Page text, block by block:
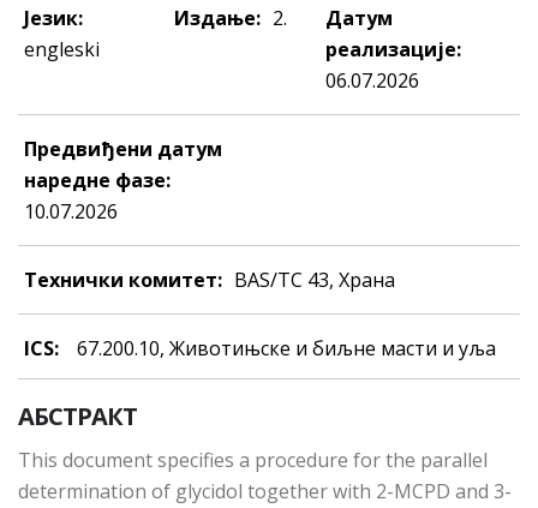
Језик:
engleski
Издање: 2.
Датум
реализације:
06.07.2026
Предвиђени датум
наредне фазе:
10.07.2026
Технички комитет: BAS/TC 43, Храна
ICS: 67.200.10, Живoтињскe и биљнe мaсти и уљa
АБСТРАКТ
This document specifies a procedure for the parallel
determination of glycidol together with 2-MCPD and 3-